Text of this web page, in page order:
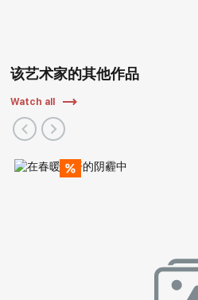
该艺术家的其他作品
Watch all